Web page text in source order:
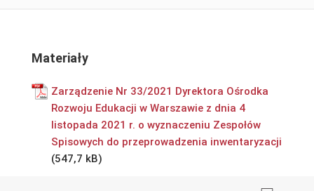
Materiały
Zarządzenie Nr 33/2021 Dyrektora Ośrodka
Rozwoju Edukacji w Warszawie z dnia 4
listopada 2021 r. o wyznaczeniu Zespołów
Spisowych do przeprowadzenia inwentaryzacji